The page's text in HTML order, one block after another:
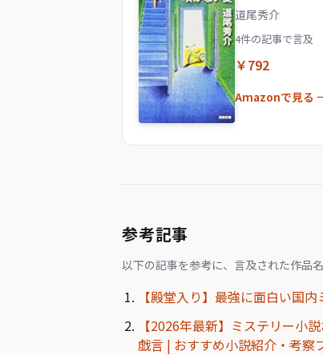
道尾秀介
4件の記事で言及
￥792
Amazonで見る
参考記事
以下の記事を参考に、言及された作品
【殿堂入り】最強に面白い国
【2026年最新】ミステリー小
戯言 | おすすめ小説紹介・考察